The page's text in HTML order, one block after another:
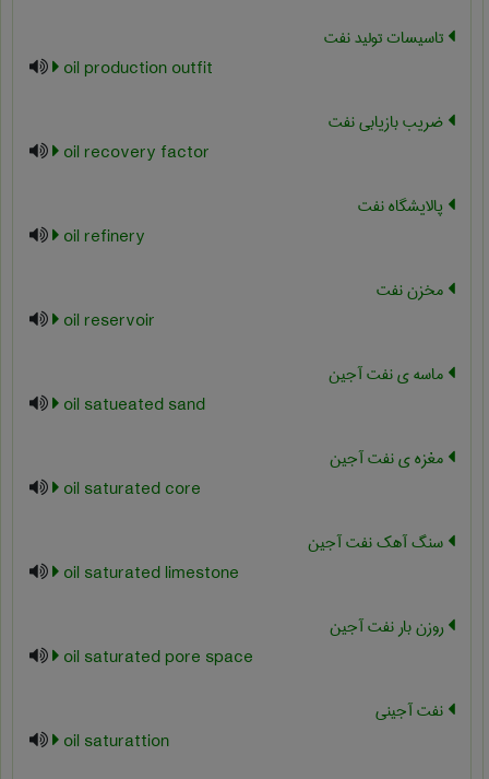
تاسیسات تولید نفت
oil production outfit
ضریب بازیابی نفت
oil recovery factor
پالایشگاه نفت
oil refinery
مخزن نفت
oil reservoir
ماسه ی نفت آجین
oil satueated sand
مغزه ی نفت آجین
oil saturated core
سنگ آهک نفت آجین
oil saturated limestone
روزن بار نفت آجین
oil saturated pore space
نفت آجینی
oil saturattion